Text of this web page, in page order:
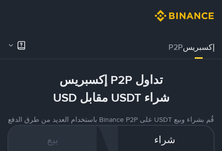
إكسبريسP2P
تداول P2P إكسبريس
شراء USDT مقابل USD
قُم بشراء وبيع USDT على Binance P2P باستخدام العديد من طرق الدفع
شراء بيع